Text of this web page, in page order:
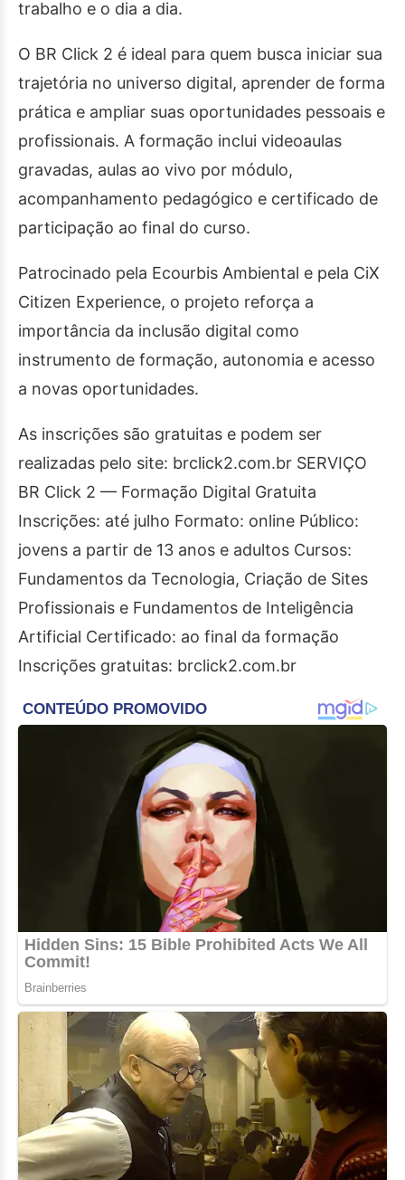
trabalho e o dia a dia.
O BR Click 2 é ideal para quem busca iniciar sua
trajetória no universo digital, aprender de forma
prática e ampliar suas oportunidades pessoais e
profissionais. A formação inclui videoaulas
gravadas, aulas ao vivo por módulo,
acompanhamento pedagógico e certificado de
participação ao final do curso.
Patrocinado pela Ecourbis Ambiental e pela CiX
Citizen Experience, o projeto reforça a
importância da inclusão digital como
instrumento de formação, autonomia e acesso
a novas oportunidades.
As inscrições são gratuitas e podem ser
realizadas pelo site: brclick2.com.br SERVIÇO
BR Click 2 — Formação Digital Gratuita
Inscrições: até julho Formato: online Público:
jovens a partir de 13 anos e adultos Cursos:
Fundamentos da Tecnologia, Criação de Sites
Profissionais e Fundamentos de Inteligência
Artificial Certificado: ao final da formação
Inscrições gratuitas: brclick2.com.br